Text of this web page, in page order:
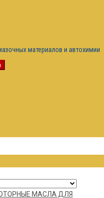
материалов и автохимии
МАСЛА ДЛЯ